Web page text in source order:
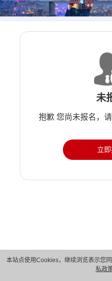
本站点使用Cookies，继续浏览表示您
私政
未
抱歉 您尚未报名，
立
版权所有 © 华为技术有限公司 1998-
隐私保护